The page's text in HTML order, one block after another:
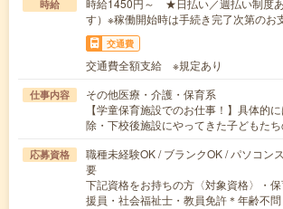
時給
時給1450円～ ★日払い／週払い制度あ
す）※稼働開始時は手続き完了次第のお
交通費
交通費全額支給 ※規定あり
仕事内容
その他医療・介護・保育系
【学童保育施設でのお仕事！】具体的
除・下校後施設にやってきた子どもた
応募資格
職種未経験OK / ブランクOK / パソコン
要
下記資格をお持ちの方〈対象資格〉・
援員・社会福祉士・教員免許＊年齢不